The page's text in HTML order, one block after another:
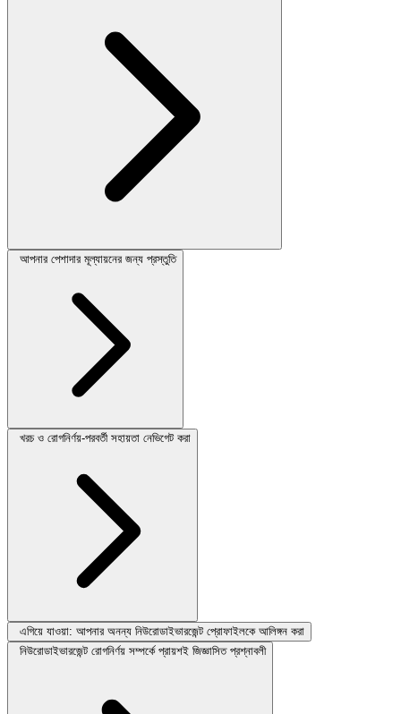
আপনার পেশাদার মূল্যায়নের জন্য প্রস্তুতি
খরচ ও রোগনির্ণয়-পরবর্তী সহায়তা নেভিগেট করা
এগিয়ে যাওয়া: আপনার অনন্য নিউরোডাইভারজেন্ট প্রোফাইলকে আলিঙ্গন করা
নিউরোডাইভারজেন্ট রোগনির্ণয় সম্পর্কে প্রায়শই জিজ্ঞাসিত প্রশ্নাবলী